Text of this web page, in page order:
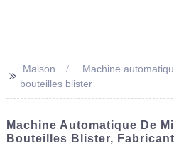
>>
Maison
Machine
bouteilles blister
Machine Automatique De
Bouteilles Blister,